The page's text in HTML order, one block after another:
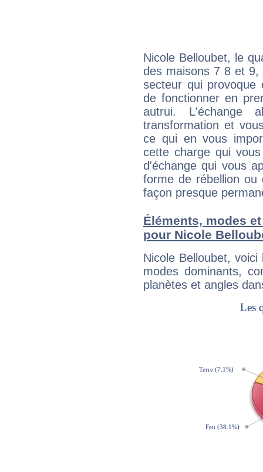
Nicole Belloubet, le
des maisons 7 8 et
secteur qui provoque
de fonctionner en
autrui. L'échange
transformation et
ce qui en vous
cette charge qui
d'échange qui vous
forme de rébellion ou
façon presque
Éléments, modes
pour Nicole
Nicole Belloubet,
modes dominants,
planètes et angles